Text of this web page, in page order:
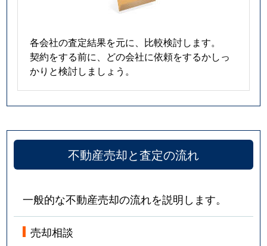
各会社の査定結果を元に、比較検討します。
契約をする前に、どの会社に依頼をするかしっ
かりと検討しましょう。
不動産売却と査定の流れ
一般的な不動産売却の流れを説明します。
売却相談